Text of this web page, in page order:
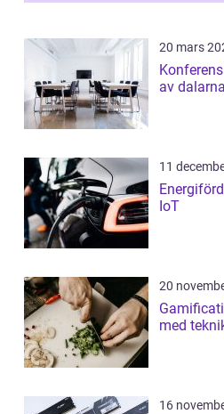
20 mars
Konferens
av dalarna
11
IoT
20
med
16